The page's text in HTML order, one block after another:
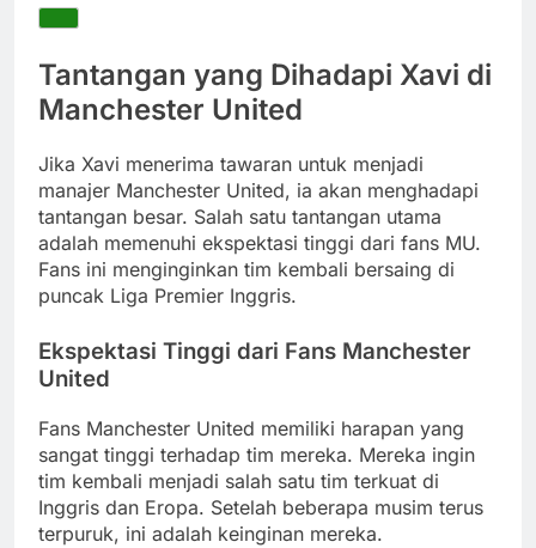
Tantangan yang Dihadapi Xavi di
Manchester United
Jika Xavi menerima tawaran untuk menjadi
manajer Manchester United, ia akan menghadapi
tantangan besar. Salah satu tantangan utama
adalah memenuhi ekspektasi tinggi dari fans MU.
Fans ini menginginkan tim kembali bersaing di
puncak Liga Premier Inggris.
Ekspektasi Tinggi dari Fans Manchester
United
Fans Manchester United memiliki harapan yang
sangat tinggi terhadap tim mereka. Mereka ingin
tim kembali menjadi salah satu tim terkuat di
Inggris dan Eropa. Setelah beberapa musim terus
terpuruk, ini adalah keinginan mereka.